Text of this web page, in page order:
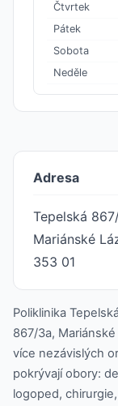
Čtvrtek
Pátek
Sobota
Neděle
Adresa
Tepelská
Mariánské
353 01
Poliklinika
867/3a,
více nezávislých
pokrývají obory:
logoped,